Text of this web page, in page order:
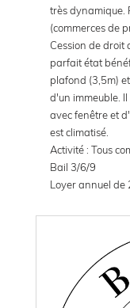
très dynamique.
(commerces de
Cession de droit
parfait état
plafond (3,5m)
d'un immeuble.
avec fenêtre et
est climatisé.
Activité : Tous
Bail 3/6/9
Loyer annuel de